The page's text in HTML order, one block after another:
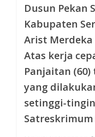
Dusun Pekan
Kabupaten
Arist Merdeka
Atas kerja
Panjaitan
yang
setinggi-
Satreskrimum